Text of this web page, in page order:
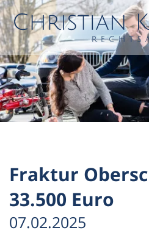
Fraktur
33.500 Euro
07.02.2025